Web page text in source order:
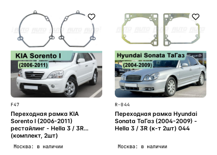
F47
Переходная рамка KIA
Sorento I (2006-2011)
рестайлинг - Hella 3 / 3R
(комплект, 2шт)
Москва: в наличии
R-044
Переходная рамка Hyundai
Sonata ТаГаз (2004-2009) -
Hella 3 / 3R (к-т 2шт) 044
Москва: в наличии